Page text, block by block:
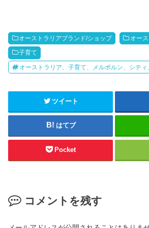
オーストラリアブランド/ショップ オー
子育て
オーストラリア、子育て、メルボルン、シティ
ツイート
はてブ
Pocket
コメントを残す